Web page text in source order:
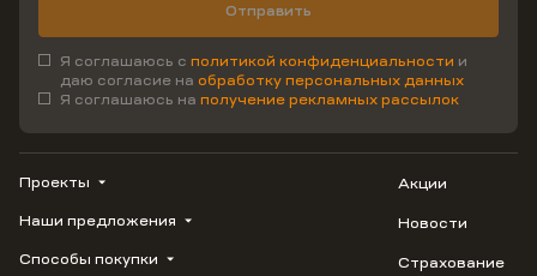
Отправить
Я соглашаюсь с политикой конфиденциальности и
даю согласие на обработку персональных данных
Я соглашаюсь на получение рекламных рассылок
Проекты
ВЕРН
1799
Наши предложения
Купить квартиру
Способы покупки
Акции
Новости
Страхование